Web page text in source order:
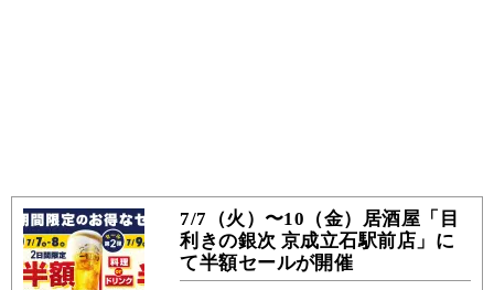
7/7（火）〜10（金）居酒屋「目
利きの銀次 京成立石駅前店」に
て半額セールが開催